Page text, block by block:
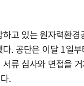
고 있는 원자력환경
. 공단은 이달 1일
류 심사와 면접을
.